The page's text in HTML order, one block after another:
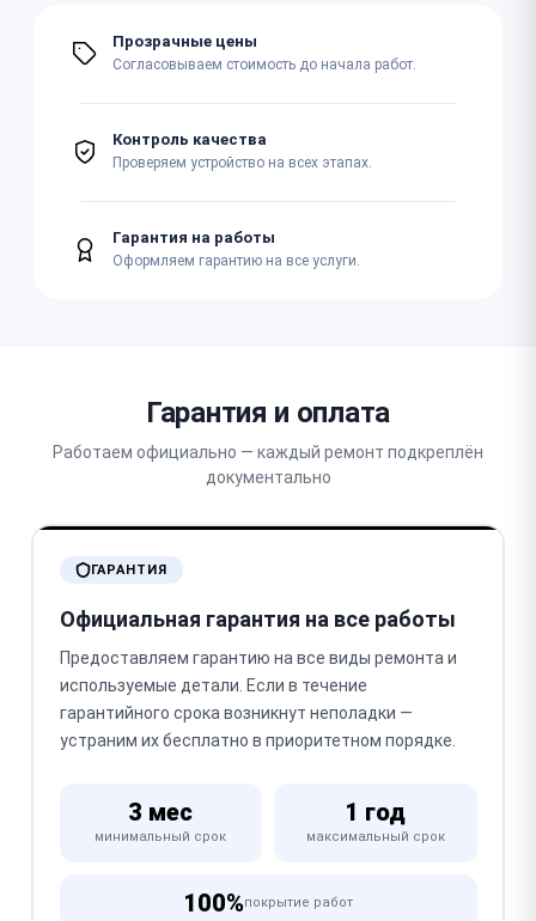
Прозрачные цены
Согласовываем стоимость до начала работ.
Контроль качества
Проверяем устройство на всех этапах.
Гарантия на работы
Оформляем гарантию на все услуги.
Гарантия и оплата
Работаем официально — каждый ремонт подкреплён
документально
ГАРАНТИЯ
Официальная гарантия на все работы
Предоставляем гарантию на все виды ремонта и
используемые детали. Если в течение
гарантийного срока возникнут неполадки —
устраним их бесплатно в приоритетном порядке.
3 мес
минимальный срок
1 год
максимальный срок
100%покрытие работ